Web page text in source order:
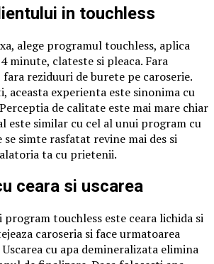
in touchless
alege programul touchless, aplica
minute, clateste si pleaca. Fara
reziduuri de burete pe caroserie.
experienta este sinonima cu
de calitate este mai mare chiar
este similar cu cel al unui program cu
simte rasfatat revine mai des si
ta cu prietenii.
ceara si uscarea
touchless este ceara lichida si
caroseria si face urmatoarea
cu apa demineralizata elimina